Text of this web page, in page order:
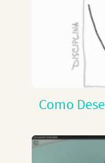
Como